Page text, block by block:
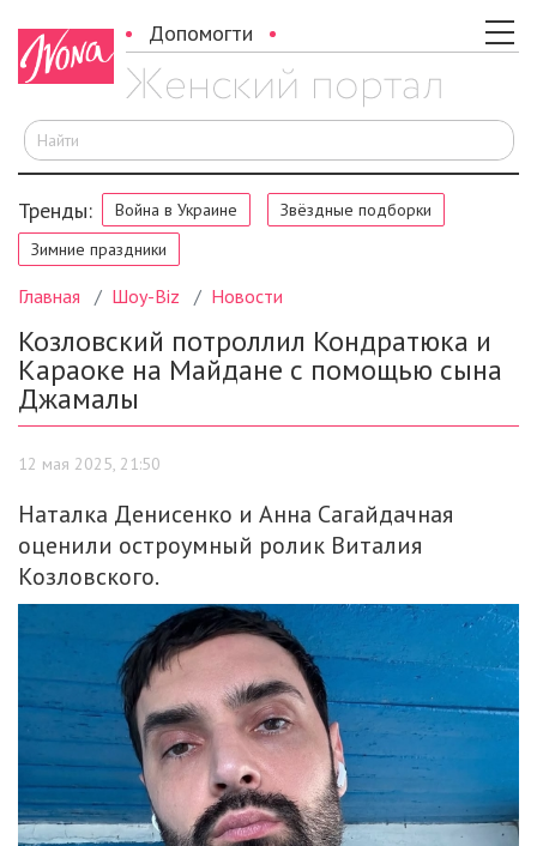
Допомогти
Тренды: Война в Украине
Звёздные подборки
Зимние праздники
Главная Шоу-Biz Новости
Козловский потроллил Кондратюка и
Караоке на Майдане с помощью сына
Джамалы
12 мая 2025, 21:50
Наталка Денисенко и Анна Сагайдачная
оценили остроумный ролик Виталия
Козловского.